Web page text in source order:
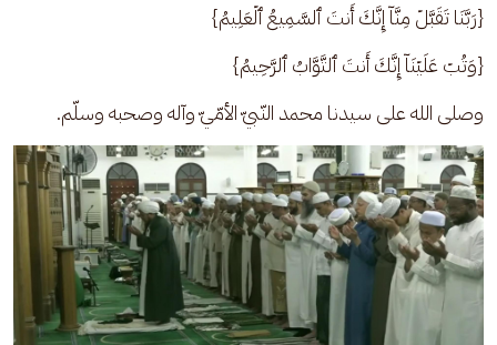
{رَبَّنَا تَقَبَّلۡ مِنَّاۤ إِنَّكَ أَنتَ ٱلسَّمِیعُ ٱلۡعَلِیمُ}
{وَتُبۡ عَلَیۡنَاۤ إِنَّكَ أَنتَ ٱلتَّوَّابُ ٱلرَّحِیمُ}
وصلى الله على سيدنا محمد النّبيّ الأمّيّ وآله وصحبه وسلّم.